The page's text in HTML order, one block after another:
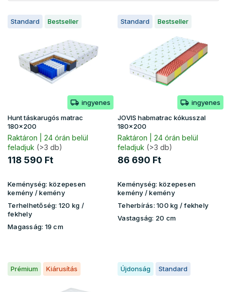
T
e
i
s
t
á
j
Standard Bestseller
ingyenes
Hunt táskarugós matrac
180x200
Raktáron | 24 órán belül
feladjuk (>3 db)
118 590 Ft
Keménység: közepesen
kemény / kemény
Terhelhetőség: 120 kg ​​​​/
fekhely
Magasság: 19 cm
Standard Bestseller
ingyenes
JOVIS habmatrac kókusszal
180x200
Raktáron | 24 órán belül
feladjuk (>3 db)
86 690 Ft
Keménység: közepesen
kemény / kemény
Teherbírás: 100 kg​​​​ / fekhely
Vastagság: 20 cm
Prémium Kiárusítás Újdonság Standard